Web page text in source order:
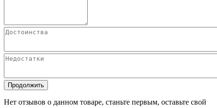
Продолжить
Нет отзывов о данном товаре, станьте первым, оставьте свой